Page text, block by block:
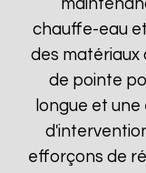
chauffe-eau
des matériaux
de pointe
longue et
efforçons de